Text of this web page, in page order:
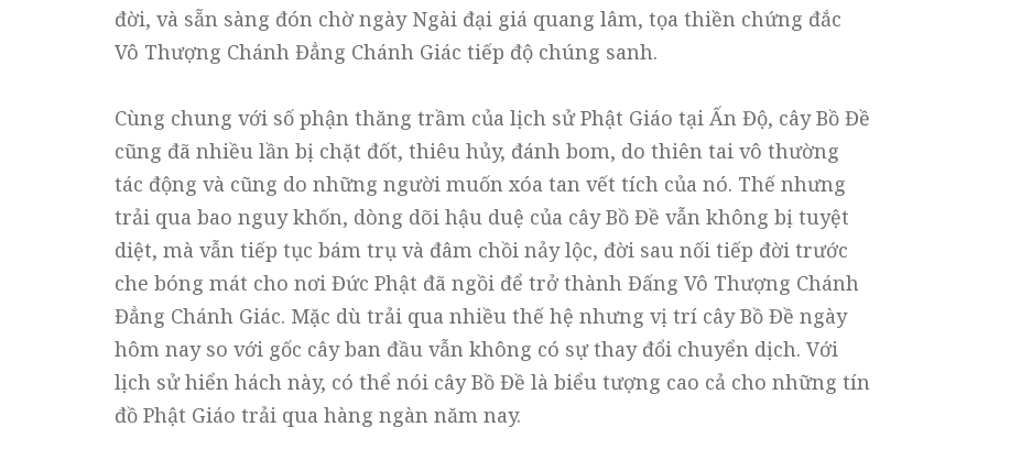
đời, và sẵn sàng đón chờ ngày Ngài đại giá quang lâm, tọa thiền chứng đắc
Vô Thượng Chánh Đẳng Chánh Giác tiếp độ chúng sanh.
Cùng chung với số phận thăng trầm của lịch sử Phật Giáo tại Ấn Độ, cây Bồ Đề
cũng đã nhiều lần bị chặt đốt, thiêu hủy, đánh bom, do thiên tai vô thường
tác động và cũng do những người muốn xóa tan vết tích của nó. Thế nhưng
trải qua bao nguy khốn, dòng dõi hậu duệ của cây Bồ Đề vẫn không bị tuyệt
diệt, mà vẫn tiếp tục bám trụ và đâm chồi nảy lộc, đời sau nối tiếp đời trước
che bóng mát cho nơi Đức Phật đã ngồi để trở thành Đấng Vô Thượng Chánh
Đẳng Chánh Giác. Mặc dù trải qua nhiều thế hệ nhưng vị trí cây Bồ Đề ngày
hôm nay so với gốc cây ban đầu vẫn không có sự thay đổi chuyển dịch. Với
lịch sử hiển hách này, có thể nói cây Bồ Đề là biểu tượng cao cả cho những tín
đồ Phật Giáo trải qua hàng ngàn năm nay.